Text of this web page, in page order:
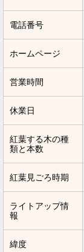
電話番号
ホームページ
営業時間
休業日
紅葉する木の種
類と本数
紅葉見ごろ時期
ライトアップ情
報
緯度